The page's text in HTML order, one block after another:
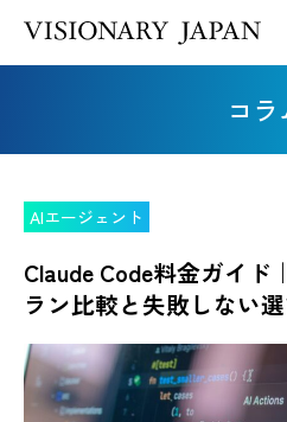
コラ
AIエージェント
Claude Code料金ガイド
ラン比較と失敗しない選